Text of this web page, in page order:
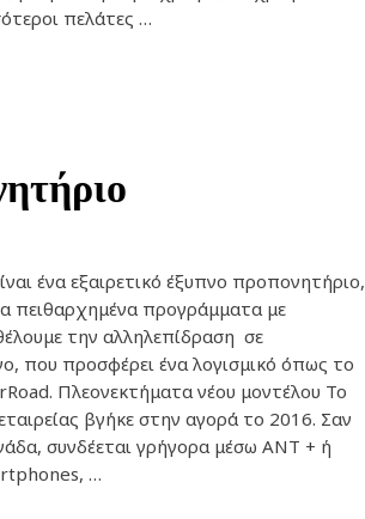
πελάτες …
ένα εξαιρετικό έξυπνο προπονητήριο,
πειθαρχημένα προγράμματα με
την αλληλεπίδραση σε
που προσφέρει ένα λογισμικό όπως το
Πλεονεκτήματα νέου μοντέλου Το
βγήκε στην αγορά το 2016. Σαν
συνδέεται γρήγορα μέσω ANT + ή
…